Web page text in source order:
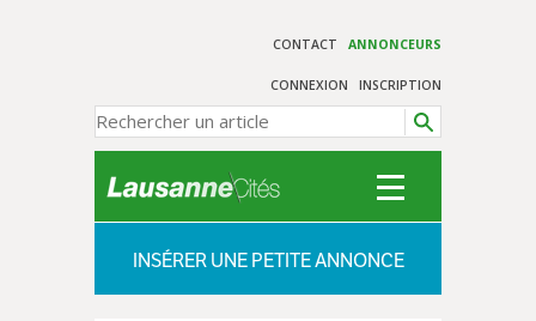
CONTACT ANNONCEURS
CONNEXION INSCRIPTION
INSÉRER UNE PETITE ANNONCE